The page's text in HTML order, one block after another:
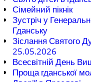
Сімейний пікнік
Зустріч у
Гданську
Зіслання Святого
25.05.2026
Всесвітній День
Проща гданської